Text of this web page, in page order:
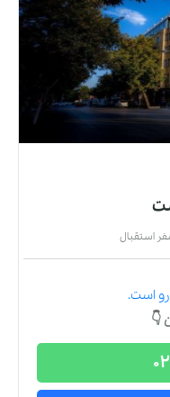
استقبال
است.
👇